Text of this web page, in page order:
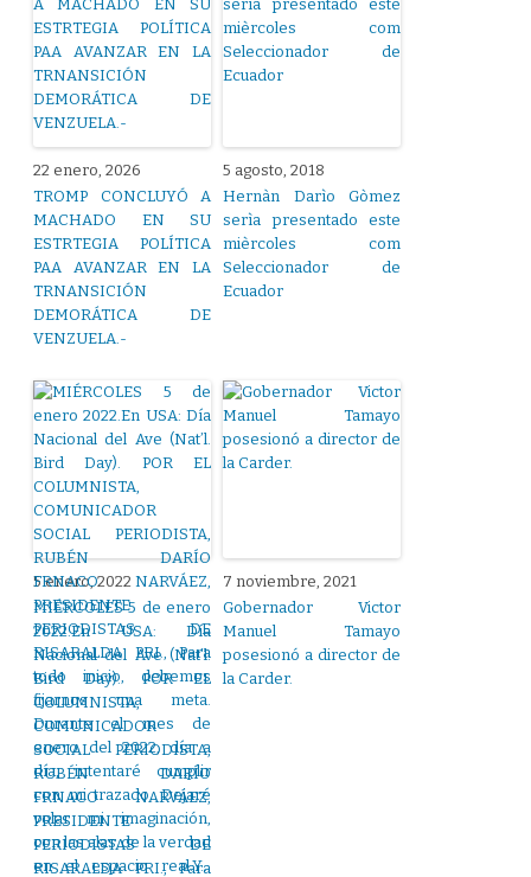
22 enero, 2026
TROMP CONCLUYÓ A
MACHADO EN SU
ESTRTEGIA POLÍTICA
PAA AVANZAR EN LA
TRNANSICIÓN
DEMORÁTICA DE
VENZUELA.-
5 agosto, 2018
Hernàn Darìo Gòmez
serìa presentado este
mièrcoles com
Seleccionador de
Ecuador
5 enero, 2022
MIÉRCOLES 5 de enero
2022.En USA: Día
Nacional del Ave (Nat’l.
Bird Day). POR EL
COLUMNISTA,
COMUNICADOR
SOCIAL PERIODISTA,
RUBÉN DARÍO
FRNACO NARVÁEZ,
PRESIDENTE
PERIODISTAS DE
RISARALDA PRI., Para
7 noviembre, 2021
Gobernador Victor
Manuel Tamayo
posesionó a director de
la Carder.